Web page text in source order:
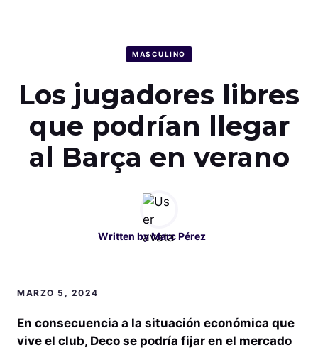
MASCULINO
Los jugadores libres
que podrían llegar
al Barça en verano
Written byMarc Pérez
MARZO 5, 2024
En consecuencia a la situación económica que
vive el club, Deco se podría fijar en el mercado